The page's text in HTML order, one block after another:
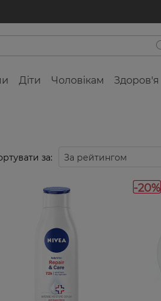
Діти Чоловікам Здоров'я
за: За рейтингом
-20%